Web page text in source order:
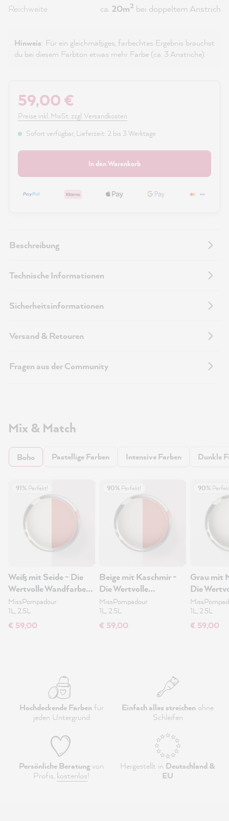
Reichweite
ca. 20m2 bei doppeltem Anstrich
Hinweis: Für ein gleichmäßiges, farbechtes Ergebnis brauchst
du bei diesem Farbton etwas mehr Farbe (ca. 3 Anstriche).
59,00 €
Preise inkl. MwSt. zzgl. Versandkosten
Sofort verfügbar, Lieferzeit: 2 bis 3 Werktage
In den Warenkorb
Beschreibung
Technische Informationen
Sicherheitsinformationen
Versand & Retouren
Fragen aus der Community
Mix & Match
Boho Pastellige Farben Intensive Farben Dunkle
91% Perfekt!
Weiß mit Seide - Die
Wertvolle Wandfarbe
2.5L
MissPompadour
1L, 2.5L
€ 59,00
90% Perfekt!
Beige mit Kaschmir -
Die Wertvolle
Wandfarbe 2.5L
MissPompadour
1L, 2.5L
€ 59,00
90%
Grau mit
Die
1L, 2.5L
€ 59,00
Hochdeckende Farbenfür
jeden Untergrund
Einfach alles streichen ohne
Schleifen
Persönliche Beratungvon
Profis, kostenlos!
Hergestellt in Deutschland &
EU